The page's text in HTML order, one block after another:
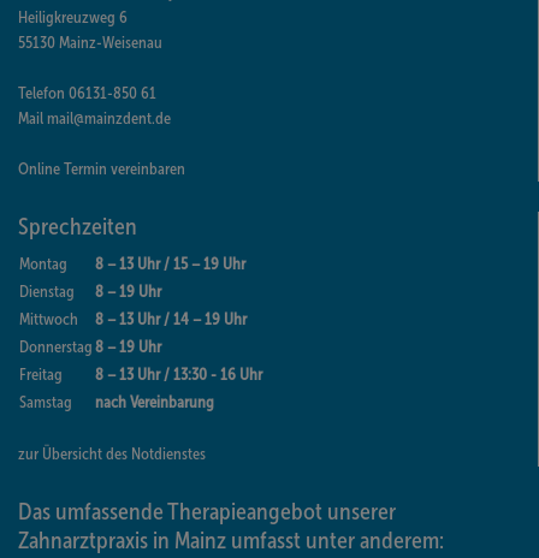
Heiligkreuzweg 6
55130Mainz-Weisenau
Telefon 06131 - 850 61
Mail mail@mainzdent.de
Online Termin vereinbaren
Sprechzeiten
Montag
8 – 13 Uhr / 15 – 19 Uhr
Dienstag
8 – 19 Uhr
Mittwoch
8 – 13 Uhr / 14 – 19 Uhr
Donnerstag8 – 19 Uhr
Freitag
8 – 13 Uhr / 13:30 - 16 Uhr
Samstag
nach Vereinbarung
zur Übersicht des Notdienstes
Das umfassende Therapieangebot unserer
Zahnarztpraxis in Mainz umfasst unter anderem: